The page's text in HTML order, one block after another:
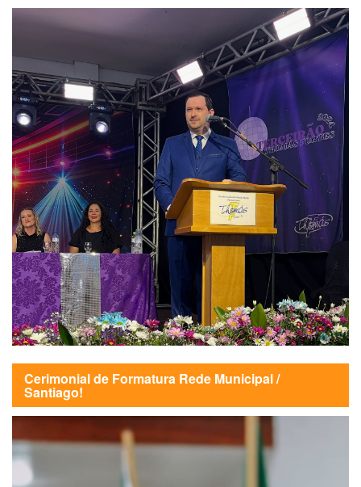
Cerimonial de Formatura Rede Municipal /
Santiago!